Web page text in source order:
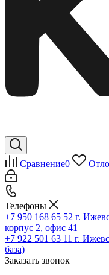
Сравнение0
Телефоны
+7 950 168 65 52 г.
корпус 2, офис 41
+7 922 501 63 11 г.
база)
Заказать звонок